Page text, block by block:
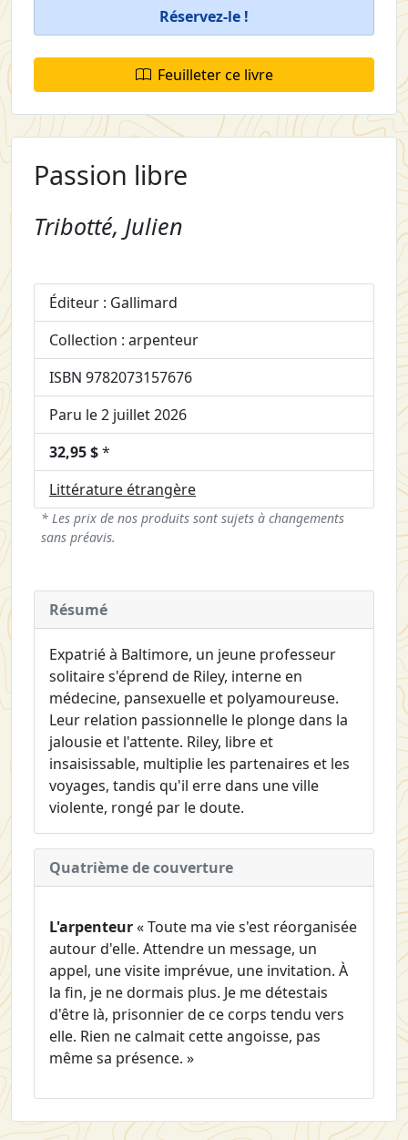
Réservez-le !
Feuilleter ce livre
Passion libre
Tribotté, Julien
Éditeur : Gallimard
Collection : arpenteur
ISBN 9782073157676
Paru le 2 juillet 2026
32,95 $*
Littérature étrangère
* Les prix de nos produits sont sujets à changements
sans préavis.
Résumé
Expatrié à Baltimore, un jeune professeur
solitaire s'éprend de Riley, interne en
médecine, pansexuelle et polyamoureuse.
Leur relation passionnelle le plonge dans la
jalousie et l'attente. Riley, libre et
insaisissable, multiplie les partenaires et les
voyages, tandis qu'il erre dans une ville
violente, rongé par le doute.
Quatrième de couverture
L'arpenteur« Toute ma vie s'est réorganisée
autour d'elle. Attendre un message, un
appel, une visite imprévue, une invitation. À
la fin, je ne dormais plus. Je me détestais
d'être là, prisonnier de ce corps tendu vers
elle. Rien ne calmait cette angoisse, pas
même sa présence. »